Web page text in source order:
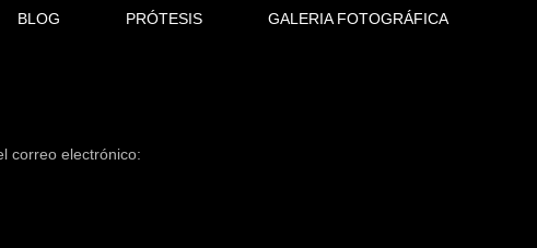
BLOG PRÓTESIS GALERIA FOTOGRÁFICA
correo electrónico: